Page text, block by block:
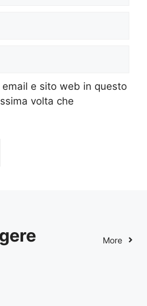
e sito web in questo
volta che
More